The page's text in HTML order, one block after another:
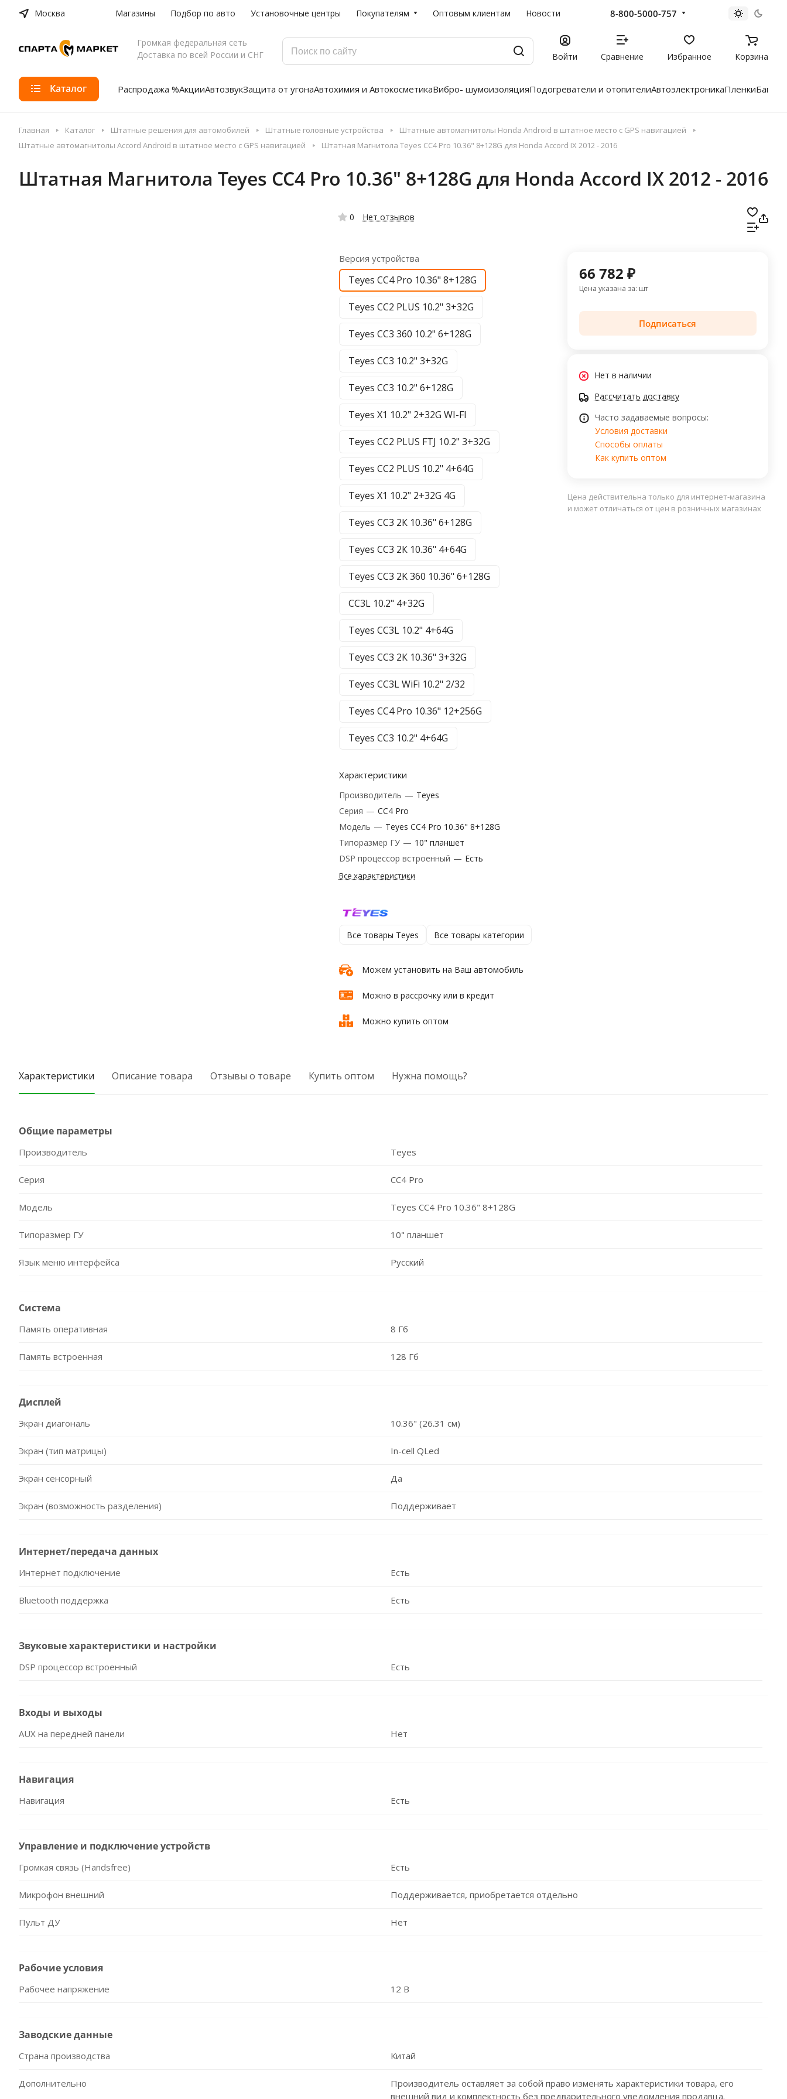
Москва Магазины Подбор по авто Установочные центры Покупателям Оптовым клиентам Новости 8-800-5000-757
Громкая федеральная сеть
Доставка по всей России и СНГ
Войти Сравнение Избранное Корзина
Каталог Распродажа %АкцииАвтозвукЗащита от угонаАвтохимия и АвтокосметикаВибро- шумоизоляцияПодогреватели и отопителиАвтоэлектроникаПленки
Главная Каталог Штатные решения для автомобилей Штатные головные устройства
Штатные автомагнитолы Honda Android в штатное место с GPS навигацией
Штатные автомагнитолы Accord Android в штатное место с GPS навигацией
Штатная Магнитола Teyes CC4 Pro 10.36" 8+128G для Honda Accord IX 2012 - 2016
Штатная Магнитола Teyes CC4 Pro 10.36" 8+128G для Honda Accord IX 2012 - 2016
0 Нет отзывов
Версия устройства
Teyes CC4 Pro 10.36" 8+128G
Teyes CC2 PLUS 10.2" 3+32G
Teyes CC3 360 10.2" 6+128G
Teyes CC3 10.2" 3+32G
Teyes CC3 10.2" 6+128G
Teyes X1 10.2" 2+32G WI-FI
Teyes CC2 PLUS FTJ 10.2" 3+32G
Teyes CC2 PLUS 10.2" 4+64G
Teyes X1 10.2" 2+32G 4G
Teyes CC3 2К 10.36" 6+128G
Teyes CC3 2К 10.36" 4+64G
Teyes CC3 2K 360 10.36" 6+128G
CC3L 10.2" 4+32G
Teyes CC3L 10.2" 4+64G
Teyes CC3 2К 10.36" 3+32G
Teyes CC3L WiFi 10.2" 2/32
Teyes CC4 Pro 10.36" 12+256G
Teyes CC3 10.2" 4+64G
Характеристики
Производитель — Teyes
Серия — CC4 Pro
Модель — Teyes CC4 Pro 10.36" 8+128G
Типоразмер ГУ — 10" планшет
DSP процессор встроенный — Есть
Все характеристики
Все товары Teyes Все товары категории
Можем установить на Ваш автомобиль
Можно в рассрочку или в кредит
Можно купить оптом
66 782 ₽
Цена указана за: шт
Подписаться
Нет в наличии
Рассчитать доставку
Часто задаваемые вопросы:
Условия доставки
Способы оплаты
Как купить оптом
Цена действительна только для интернет-магазина
и может отличаться от цен в розничных магазинах
Характеристики Описание товара Отзывы о товаре Купить оптом Нужна помощь?
Общие параметры
Производитель Teyes
Серия CC4 Pro
Модель Teyes CC4 Pro 10.36" 8+128G
Типоразмер ГУ 10" планшет
Язык меню интерфейса Русский
Система
Память оперативная 8 Гб
Память встроенная 128 Гб
Дисплей
Экран диагональ 10.36" (26.31 см)
Экран (тип матрицы) In-cell QLed
Экран сенсорный Да
Экран (возможность разделения) Поддерживает
Интернет/передача данных
Интернет подключение Есть
Bluetooth поддержка Есть
Звуковые характеристики и настройки
DSP процессор встроенный Есть
Входы и выходы
AUX на передней панели Нет
Навигация
Навигация Есть
Управление и подключение устройств
Громкая связь (Handsfree) Есть
Микрофон внешний Поддерживается, приобретается отдельно
Пульт ДУ Нет
Рабочие условия
Рабочее напряжение 12 В
Заводские данные
Страна производства Китай
Дополнительно
Производитель оставляет за собой право изменять характеристики товара, его
внешний вид и комплектность без предварительного уведомления продавца.